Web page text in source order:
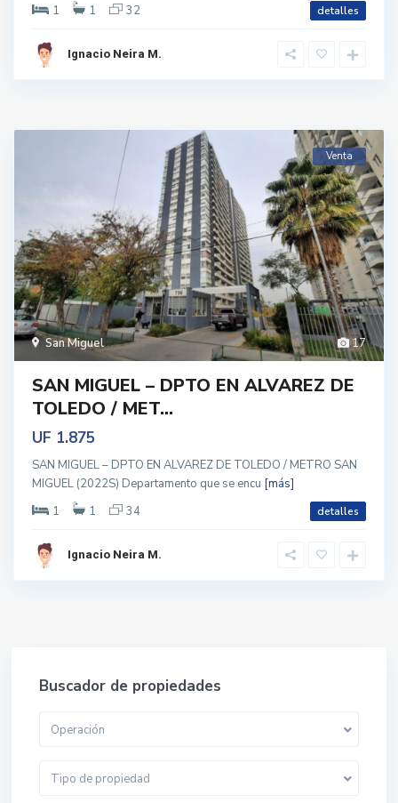
1
1 32 detalles
Ignacio Neira M.
17
San Miguel
Venta
SAN MIGUEL – DPTO EN ALVAREZ DE
TOLEDO / MET...
UF 1.875
SAN MIGUEL – DPTO EN ALVAREZ DE TOLEDO / METRO SAN
MIGUEL (2022S) Departamento que se encu [más]
1
1 34 detalles
Ignacio Neira M.
Buscador de propiedades
Operación
Tipo de propiedad